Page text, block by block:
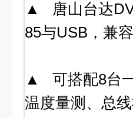
▲ 唐山台达
85与USB，兼
▲ 可搭配8台
温度量测、总